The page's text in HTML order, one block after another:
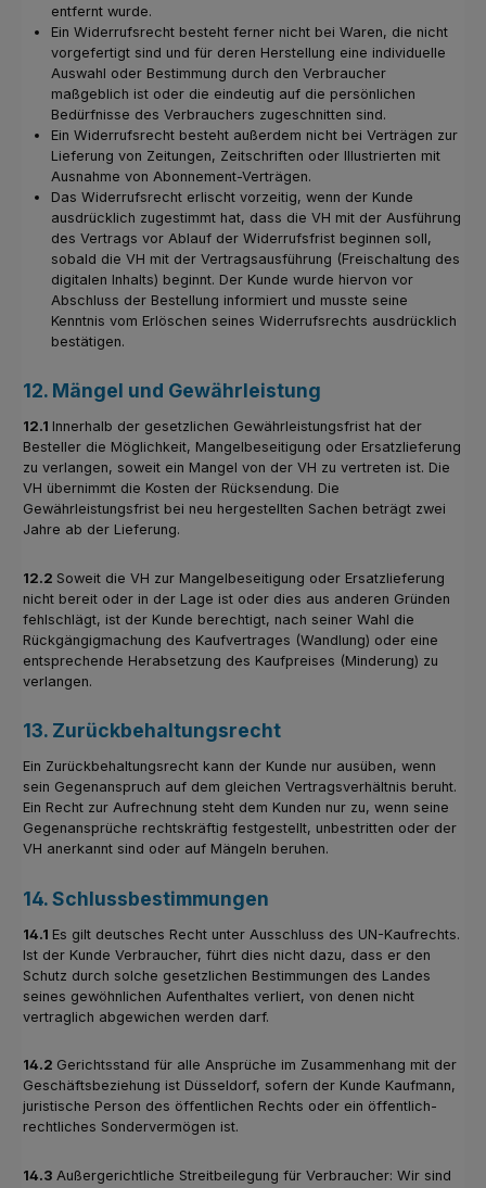
entfernt wurde.
Ein Widerrufsrecht besteht ferner nicht bei Waren, die nicht
vorgefertigt sind und für deren Herstellung eine individuelle
Auswahl oder Bestimmung durch den Verbraucher
maßgeblich ist oder die eindeutig auf die persönlichen
Bedürfnisse des Verbrauchers zugeschnitten sind.
Ein Widerrufsrecht besteht außerdem nicht bei Verträgen zur
Lieferung von Zeitungen, Zeitschriften oder Illustrierten mit
Ausnahme von Abonnement-Verträgen.
Das Widerrufsrecht erlischt vorzeitig, wenn der Kunde
ausdrücklich zugestimmt hat, dass die VH mit der Ausführung
des Vertrags vor Ablauf der Widerrufsfrist beginnen soll,
sobald die VH mit der Vertragsausführung (Freischaltung des
digitalen Inhalts) beginnt. Der Kunde wurde hiervon vor
Abschluss der Bestellung informiert und musste seine
Kenntnis vom Erlöschen seines Widerrufsrechts ausdrücklich
bestätigen.
12. Mängel und Gewährleistung
12.1 Innerhalb der gesetzlichen Gewährleistungsfrist hat der
Besteller die Möglichkeit, Mangelbeseitigung oder Ersatzlieferung
zu verlangen, soweit ein Mangel von der VH zu vertreten ist. Die
VH übernimmt die Kosten der Rücksendung. Die
Gewährleistungsfrist bei neu hergestellten Sachen beträgt zwei
Jahre ab der Lieferung.
12.2 Soweit die VH zur Mangelbeseitigung oder Ersatzlieferung
nicht bereit oder in der Lage ist oder dies aus anderen Gründen
fehlschlägt, ist der Kunde berechtigt, nach seiner Wahl die
Rückgängigmachung des Kaufvertrages (Wandlung) oder eine
entsprechende Herabsetzung des Kaufpreises (Minderung) zu
verlangen.
13. Zurückbehaltungsrecht
Ein Zurückbehaltungsrecht kann der Kunde nur ausüben, wenn
sein Gegenanspruch auf dem gleichen Vertragsverhältnis beruht.
Ein Recht zur Aufrechnung steht dem Kunden nur zu, wenn seine
Gegenansprüche rechtskräftig festgestellt, unbestritten oder der
VH anerkannt sind oder auf Mängeln beruhen.
14. Schlussbestimmungen
14.1 Es gilt deutsches Recht unter Ausschluss des UN-Kaufrechts.
Ist der Kunde Verbraucher, führt dies nicht dazu, dass er den
Schutz durch solche gesetzlichen Bestimmungen des Landes
seines gewöhnlichen Aufenthaltes verliert, von denen nicht
vertraglich abgewichen werden darf.
14.2 Gerichtsstand für alle Ansprüche im Zusammenhang mit der
Geschäftsbeziehung ist Düsseldorf, sofern der Kunde Kaufmann,
juristische Person des öffentlichen Rechts oder ein öffentlich-
rechtliches Sondervermögen ist.
14.3 Außergerichtliche Streitbeilegung für Verbraucher: Wir sind